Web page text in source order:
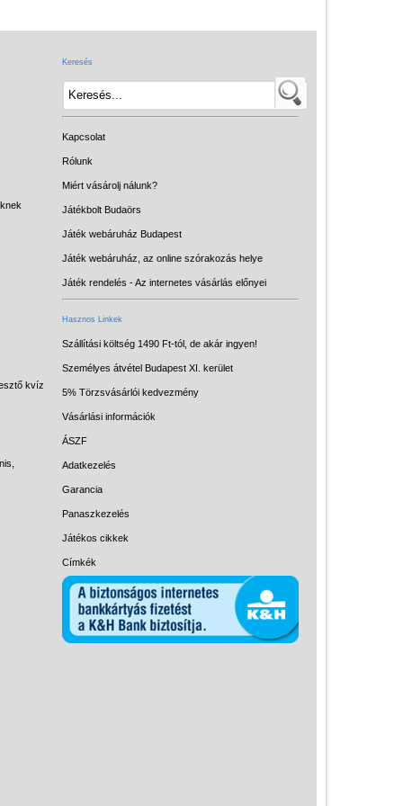
kvíz
Keresés
Kapcsolat
Rólunk
Miért vásárolj nálunk?
Játékbolt Budaörs
Játék webáruház Budapest
Játék webáruház, az online szórakozás helye
Játék rendelés - Az internetes vásárlás előnyei
Hasznos Linkek
Szállítási költség 1490 Ft-tól, de akár ingyen!
Személyes átvétel Budapest XI. kerület
5% Törzsvásárlói kedvezmény
Vásárlási információk
ÁSZF
Adatkezelés
Garancia
Panaszkezelés
Játékos cikkek
Címkék
Intelligens gyurma
Licenszes TOP
gyerekajándékok
LOGICO
LÜK
Papírszínház
Pixelhobby